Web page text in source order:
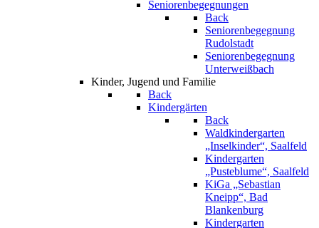
Seniorenbegegnungen
Back
Seniorenbegegnung
Rudolstadt
Seniorenbegegnung
Unterweißbach
Kinder, Jugend und Familie
Back
Kindergärten
Back
Waldkindergarten
„Inselkinder“, Saalfeld
Kindergarten
„Pusteblume“, Saalfeld
KiGa „Sebastian
Kneipp“, Bad
Blankenburg
Kindergarten